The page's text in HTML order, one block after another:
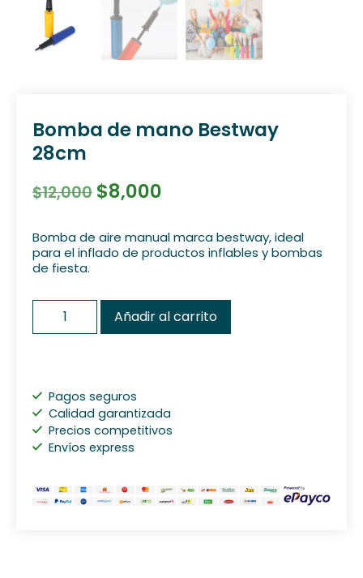
Bomba de mano Bestway
28cm
$12,000 $8,000
Bomba de aire manual marca bestway, ideal
para el inflado de productos inflables y bombas
de fiesta.
Añadir al carrito
Pagos seguros
Calidad garantizada
Precios competitivos
Envíos express